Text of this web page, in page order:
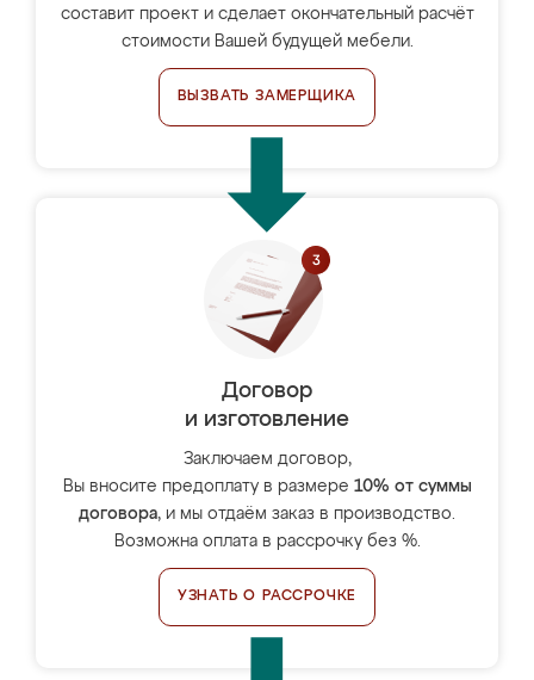
составит проект и сделает окончательный расчёт
стоимости Вашей будущей мебели.
ВЫЗВАТЬ ЗАМЕРЩИКА
Договор
и изготовление
Заключаем договор,
Вы вносите предоплату в размере 10% от суммы
договора, и мы отдаём заказ в производство.
Возможна оплата в рассрочку без %.
УЗНАТЬ О РАССРОЧКЕ